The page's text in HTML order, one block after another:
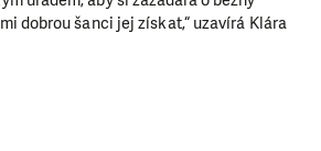
dobrou šanci jej získat,“ uzavírá Klára